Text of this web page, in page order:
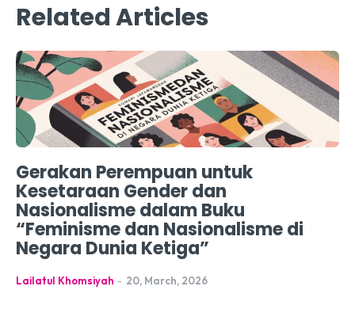
Related Articles
Gerakan Perempuan untuk
Kesetaraan Gender dan
Nasionalisme dalam Buku
“Feminisme dan Nasionalisme di
Negara Dunia Ketiga”
Lailatul Khomsiyah - 20, March, 2026